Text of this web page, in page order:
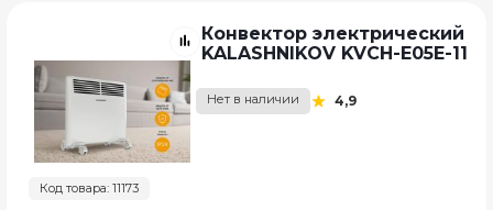
Код товара: 11173
Конвектор электрический
KALASHNIKOV KVCH-E05E-11
Нет в наличии 4,9